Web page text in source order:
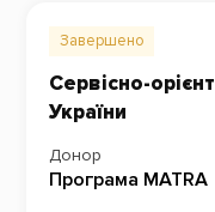
Завершено
Сервісно-
України
Донор
Програма MATRA